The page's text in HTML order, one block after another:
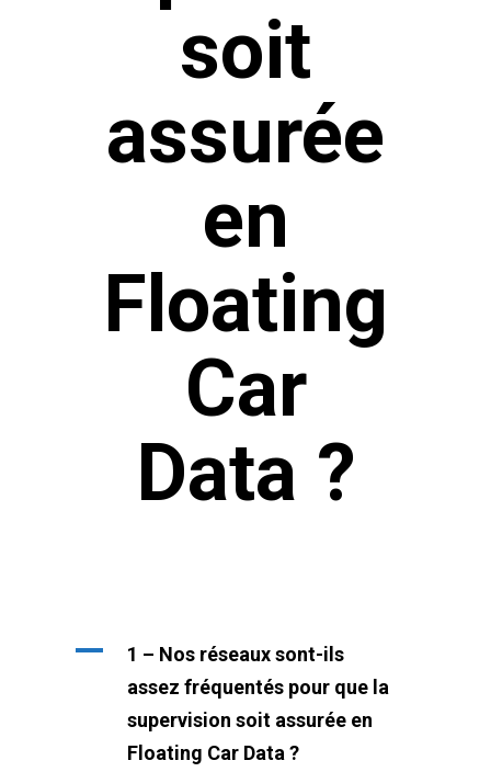
soit
assurée
en
Floating
Car
Data ?
A
1 – Nos réseaux sont-ils
assez fréquentés pour que la
supervision soit assurée en
Floating Car Data ?